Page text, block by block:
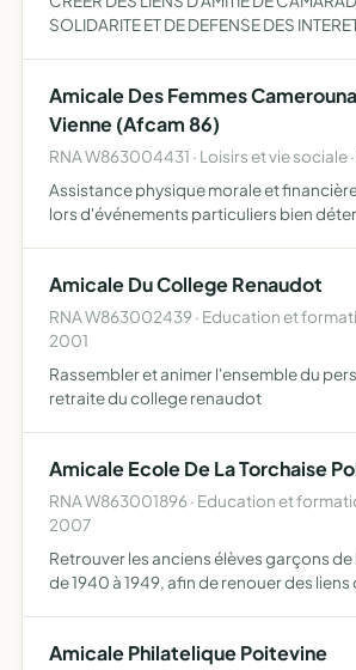
SOLIDARITE ET DE DEFENSE DES
Amicale Des Femmes
Vienne (Afcam 86)
RNA W863004431 · Loisirs et vie sociale
Assistance physique morale et
lors d'événements particuliers bien
Amicale Du College Renaudot
RNA W863002439 · Education et
2001
Rassembler et animer l'ensemble du
retraite du college renaudot
Amicale Ecole De La Torchaise
RNA W863001896 · Education et
2007
Retrouver les anciens élèves garçons de
de 1940 à 1949, afin de renouer des
Amicale Philatelique Poitevine